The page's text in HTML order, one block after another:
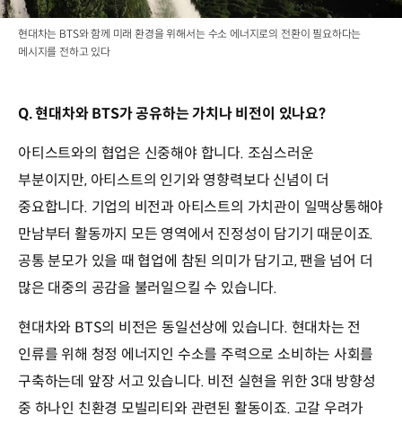
현대차는 BTS와 함께 미래 환경을 위해서는 수소 에너지로의 전환이 필요하다는
메시지를 전하고 있다
Q. 현대차와 BTS가 공유하는 가치나 비전이 있나요?
아티스트와의 협업은 신중해야 합니다. 조심스러운
부분이지만, 아티스트의 인기와 영향력보다 신념이 더
중요합니다. 기업의 비전과 아티스트의 가치관이 일맥상통해야
만남부터 활동까지 모든 영역에서 진정성이 담기기 때문이죠.
공통 분모가 있을 때 협업에 참된 의미가 담기고, 팬을 넘어 더
많은 대중의 공감을 불러일으킬 수 있습니다.
현대차와 BTS의 비전은 동일선상에 있습니다. 현대차는 전
인류를 위해 청정 에너지인 수소를 주력으로 소비하는 사회를
구축하는데 앞장 서고 있습니다. 비전 실현을 위한 3대 방향성
중 하나인 친환경 모빌리티와 관련된 활동이죠. 고갈 우려가